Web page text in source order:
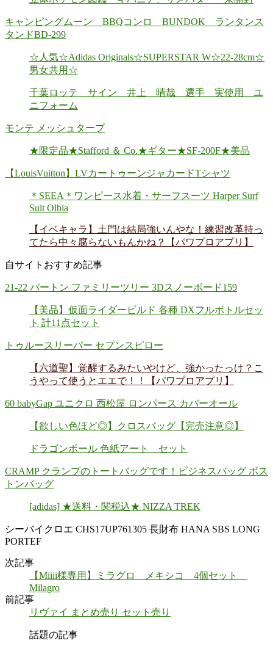
キャンピングムーン BBQコンロ BUNDOK ランタンス
タンドBD-299
☆人気☆Adidas Originals☆SUPERSTAR W☆22-28cm☆
男女共用☆
千葉ロッテ サイン 井上 晴哉 選手 実使用 ユ
ニフォーム
モンテ メッシュタープ
★限定品★Stafford ＆ Co.★ギター★SF-200F★美品
【LouisVuitton】LVカートゥーンジャカードTシャツ
＊SEEA＊ワンピース水着・サーフスーツ Harper Surf
Suit Olbia
【イベキャラ】土門は結局強いんやな！練習改革持っ
てたら中々腐らないもんかね？【パワプロアプリ】
自サイトおすすめ記事
21-22 バートン ファミリーツリー 3Dスノーボード159
【美品】仮面ライダービルド 各種 DXフルボトルセッ
ト 計11点セット
トゥルースリーパー セプンスピロー
【六道聖】覚醒するみたいやけど、強かったっけ？こ
うやって使うとエエで！！【パワプロアプリ】
60 babyGap ユニクロ 西松屋 ロンパース カバーオール
【欲しい色ほど◎】クロスバッグ【完売注意◎】
ドラゴンボール 色紙アート セット
CRAMP クランプのトートバッグです！ビジネスバッグ ボス
トンバッグ
[adidas] ★送料・関税込★ NIZZA TREK
シーバイクロエ CHS17UP761305 長財布 HANA SBS LONG
PORTEF
次記事
【Miiii様専用】ミラグロ メキシコ 4個セット
Milagro
前記事
リヴァイ まとめ売り セット売り
話題の記事